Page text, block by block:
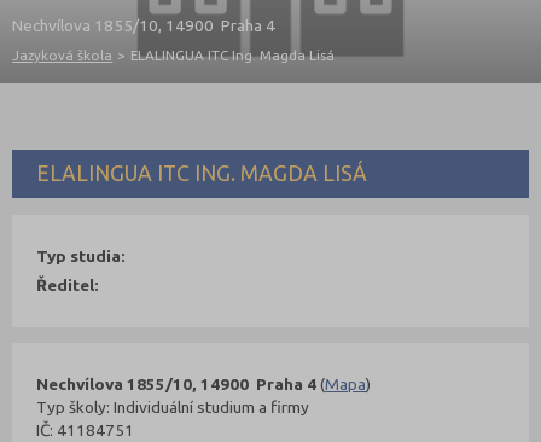
Nechvílova 1855/10, 14900 Praha 4
Jazyková škola > ELALINGUA ITC Ing. Magda Lisá
ELALINGUA ITC ING. MAGDA LISÁ
Nechvílova 1855/10, 14900 Praha 4(Mapa)
Typ školy: Individuální studium a firmy
IČ: 41184751
Typ studia:
Ředitel: